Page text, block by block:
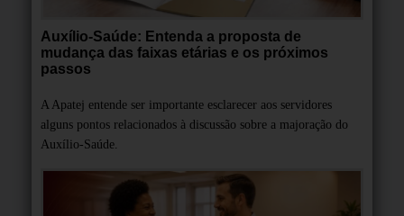
Auxílio-Saúde: Entenda a proposta de
mudança das faixas etárias e os próximos
passos
A Apatej entende ser importante esclarecer aos servidores
alguns pontos relacionados à discussão sobre a majoração do
Auxílio-Saúde.